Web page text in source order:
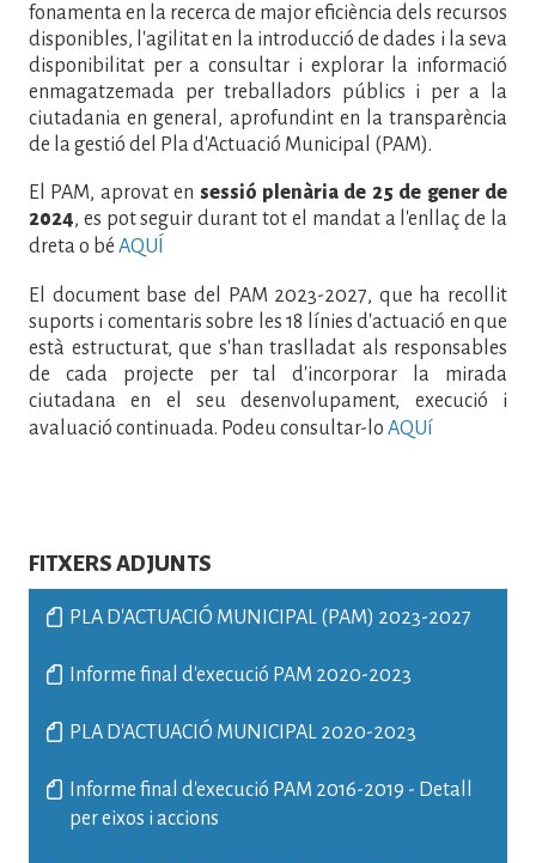
fonamenta en la recerca de major eficiència dels recursos
disponibles, l'agilitat en la introducció de dades i la seva
disponibilitat per a consultar i explorar la informació
enmagatzemada per treballadors públics i per a la
ciutadania en general, aprofundint en la transparència
de la gestió del Pla d'Actuació Municipal (PAM).
El PAM, aprovat en sessió plenària de 25 de gener de
2024, es pot seguir durant tot el mandat a l'enllaç de la
dreta o bé AQUÍ
El document base del PAM 2023-2027, que ha recollit
suports i comentaris sobre les 18 línies d'actuació en que
està estructurat, que s'han traslladat als responsables
de cada projecte per tal d'incorporar la mirada
ciutadana en el seu desenvolupament, execució i
avaluació continuada. Podeu consultar-lo AQUí
FITXERS ADJUNTS
PLA D'ACTUACIÓ MUNICIPAL (PAM) 2023-2027
Informe final d'execució PAM 2020-2023
PLA D'ACTUACIÓ MUNICIPAL 2020-2023
Informe final d'execució PAM 2016-2019 - Detall
per eixos i accions